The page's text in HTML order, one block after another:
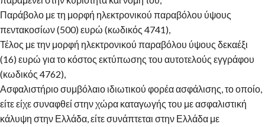
Παράβολο με τη μορφή ηλεκτρονικού παραβόλου ύψους
πεντακοσίων (500) ευρώ (κωδικός 4741),
Τέλος με την μορφή ηλεκτρονικού παραβόλου ύψους δεκαέξι
(16) ευρώ για το κόστος εκτύπωσης του αυτοτελούς εγγράφου
(κωδικός 4762),
Ασφαλιστήριο συμβόλαιο ιδιωτικού φορέα ασφάλισης, το οποίο,
είτε είχε συναφθεί στην χώρα καταγωγής του με ασφαλιστική
κάλυψη στην Ελλάδα, είτε συνάπτεται στην Ελλάδα με